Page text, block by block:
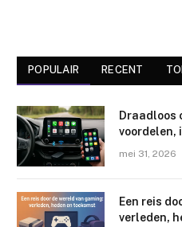
POPULAIR RECENT
Draadloos
voordelen,
mei 31, 2026
Een reis
verleden,